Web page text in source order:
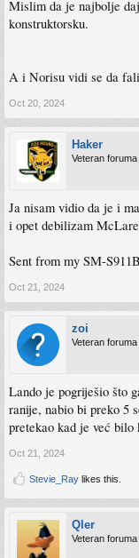
Mislim da je najbolje
konstruktorsku.
A i Norisu vidi se da
Oct 20, 2024
Haker
Veteran foruma
Ja nisam vidio da je i
i opet debilizam
Sent from my SM-
Oct 21, 2024
zoi
Veteran foruma
Lando je pogriješio što
ranije, nabio bi preko 5
pretekao kad je već bilo
Oct 21, 2024
Stevie_Ray likes this.
Qler
Veteran foruma